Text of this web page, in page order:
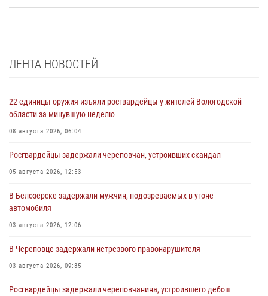
ЛЕНТА НОВОСТЕЙ
22 единицы оружия изъяли росгвардейцы у жителей Вологодской
области за минувшую неделю
08 августа 2026, 06:04
Росгвардейцы задержали череповчан, устроивших скандал
05 августа 2026, 12:53
В Белозерске задержали мужчин, подозреваемых в угоне
автомобиля
03 августа 2026, 12:06
В Череповце задержали нетрезвого правонарушителя
03 августа 2026, 09:35
Росгвардейцы задержали череповчанина, устроившего дебош